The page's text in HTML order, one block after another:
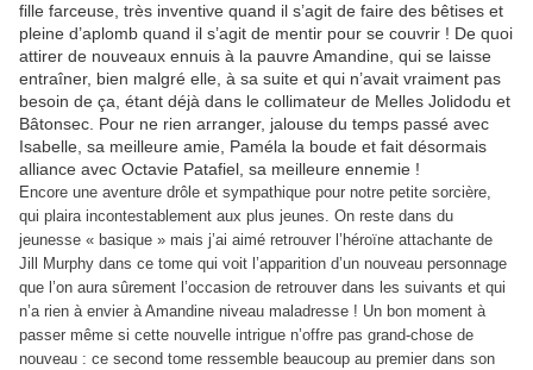
fille farceuse, très inventive quand il s’agit de faire des bêtises et
pleine d’aplomb quand il s’agit de mentir pour se couvrir ! De quoi
attirer de nouveaux ennuis à la pauvre Amandine, qui se laisse
entraîner, bien malgré elle, à sa suite et qui n’avait vraiment pas
besoin de ça, étant déjà dans le collimateur de Melles Jolidodu et
Bâtonsec. Pour ne rien arranger, jalouse du temps passé avec
Isabelle, sa meilleure amie, Paméla la boude et fait désormais
alliance avec Octavie Patafiel, sa meilleure ennemie !
Encore une aventure drôle et sympathique pour notre petite sorcière,
qui plaira incontestablement aux plus jeunes. On reste dans du
jeunesse « basique » mais j’ai aimé retrouver l’héroïne attachante de
Jill Murphy dans ce tome qui voit l’apparition d’un nouveau personnage
que l’on aura sûrement l’occasion de retrouver dans les suivants et qui
n’a rien à envier à Amandine niveau maladresse ! Un bon moment à
passer même si cette nouvelle intrigue n’offre pas grand-chose de
nouveau : ce second tome ressemble beaucoup au premier dans son